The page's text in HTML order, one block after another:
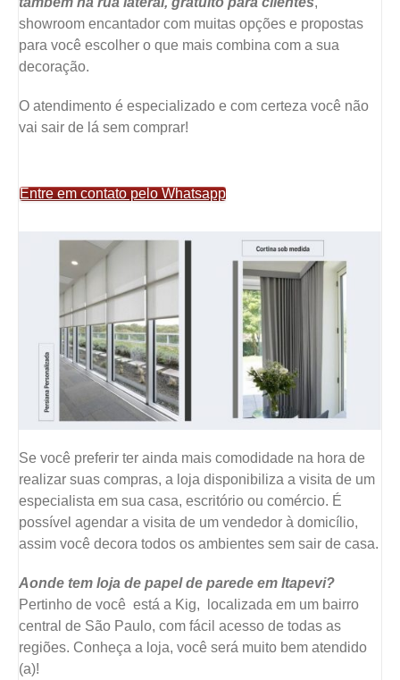
showroom encantador com muitas opções e propostas
para você escolher o que mais combina com a sua
decoração.
O atendimento é especializado e com certeza você não
vai sair de lá sem comprar!
Entre em contato pelo Whatsapp
Se você preferir ter ainda mais comodidade na hora de
realizar suas compras, a loja disponibiliza a visita de um
especialista em sua casa, escritório ou comércio. É
possível agendar a visita de um vendedor à domicílio,
assim você decora todos os ambientes sem sair de casa.
Aonde tem loja de papel de parede em Itapevi?
Pertinho de você está a Kig, localizada em um bairro
central de São Paulo, com fácil acesso de todas as
regiões. Conheça a loja, você será muito bem atendido
(a)!